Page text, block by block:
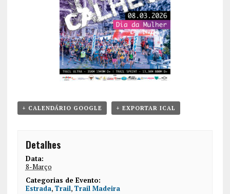
+ CALENDÁRIO GOOGLE + EXPORTAR ICAL
Detalhes
Data:
8-Março
Categorias de Evento:
Estrada, Trail, Trail Madeira